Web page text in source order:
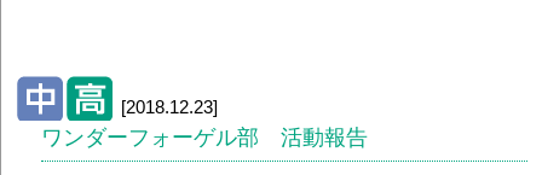
[2018.12.23]
ワンダーフォーゲル部 活動報告